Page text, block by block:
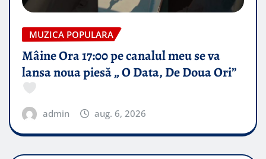
MUZICA POPULARA
Mâine Ora 17:00 pe canalul meu se va
lansa noua piesă „ O Data, De Doua Ori”
admin aug. 6, 2026